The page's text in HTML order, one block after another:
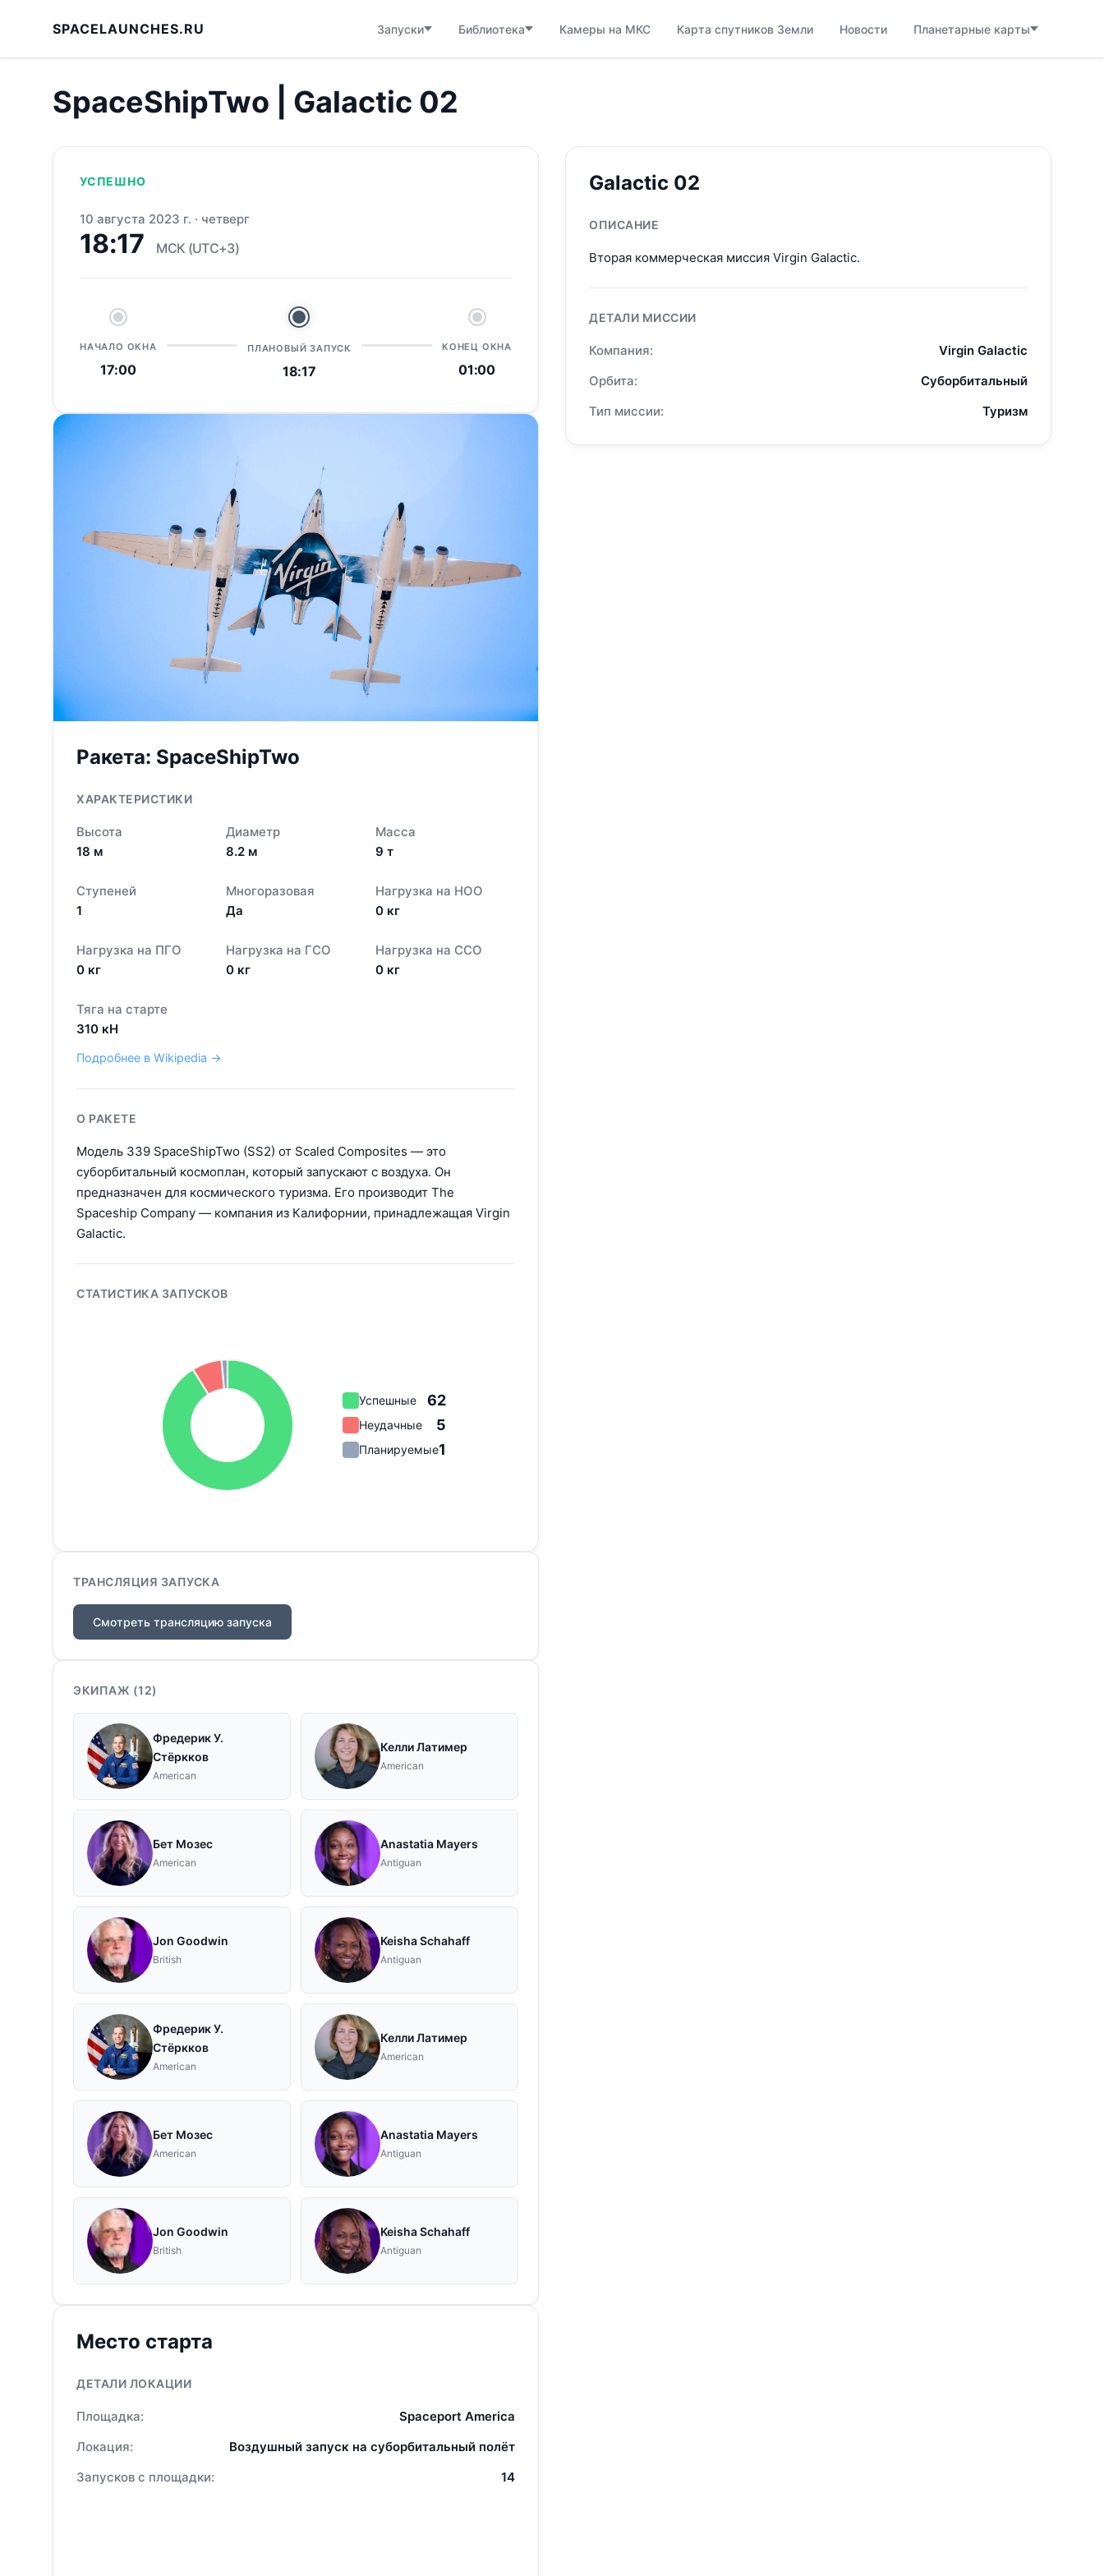
SPACELAUNCHES.RU Запуски Библиотека Камеры на МКС Карта спутников Земли Новости Планетарные карты
SpaceShipTwo | Galactic 02
УСПЕШНО
10 августа 2023 г. · четверг
18:17 МСК (UTC+3)
НАЧАЛО ОКНА
17:00
ПЛАНОВЫЙ ЗАПУСК
18:17
КОНЕЦ ОКНА
01:00
Ракета: SpaceShipTwo
ХАРАКТЕРИСТИКИ
Высота
18 м
Диаметр
8.2 м
Масса
9 т
Ступеней
1
Многоразовая
Да
Нагрузка на НОО
0 кг
Нагрузка на ПГО
0 кг
Нагрузка на ГСО
0 кг
Нагрузка на ССО
0 кг
Тяга на старте
310 кН
Подробнее в Wikipedia →
О РАКЕТЕ
Модель 339 SpaceShipTwo (SS2) от Scaled Composites — это
суборбитальный космоплан, который запускают с воздуха. Он
предназначен для космического туризма. Его производит The
Spaceship Company — компания из Калифорнии, принадлежащая Virgin
Galactic.
СТАТИСТИКА ЗАПУСКОВ
Успешные 62
Неудачные 5
Планируемые1
ТРАНСЛЯЦИЯ ЗАПУСКА
Смотреть трансляцию запуска
ЭКИПАЖ (12)
Фредерик У.
Стёркков
American
Келли Латимер
American
Бет Мозес
American
Anastatia Mayers
Antiguan
Jon Goodwin
British
Keisha Schahaff
Antiguan
Фредерик У.
Стёркков
American
Келли Латимер
American
Бет Мозес
American
Anastatia Mayers
Antiguan
Jon Goodwin
British
Keisha Schahaff
Antiguan
Место старта
ДЕТАЛИ ЛОКАЦИИ
Площадка:
Spaceport America
Локация:
Воздушный запуск на суборбитальный полёт
Запусков с площадки:
14
Galactic 02
ОПИСАНИЕ
Вторая коммерческая миссия Virgin Galactic.
ДЕТАЛИ МИССИИ
Компания:
Virgin Galactic
Орбита:
Суборбитальный
Тип миссии:
Туризм